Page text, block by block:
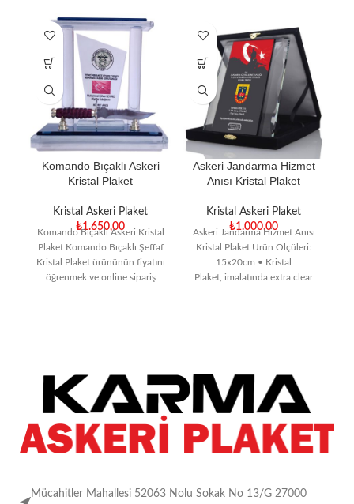
Komando Bıçaklı Askeri
Kristal Plaket
Kristal Askeri Plaket
₺1.650,00
Komando Bıçaklı Askeri Kristal
Plaket Komando Bıçaklı Şeffaf
Kristal Plaket ürününün fiyatını
öğrenmek ve online sipariş
Askeri Jandarma Hizmet
Anısı Kristal Plaket
Kristal Askeri Plaket
₺1.000,00
Askeri Jandarma Hizmet Anısı
Kristal Plaket Ürün Ölçüleri:
15x20cm • Kristal
Plaket, imalatında extra clear
Mücahitler Mahallesi 52063 Nolu Sokak No 13/G 27000